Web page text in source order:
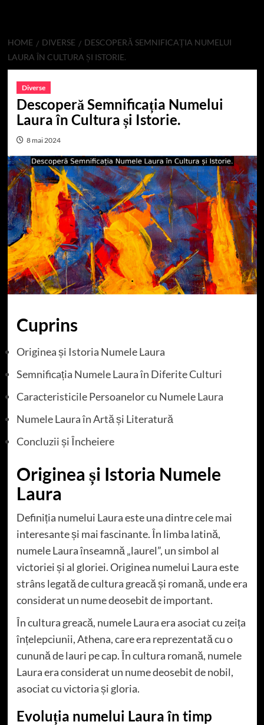
HOME DIVERSE
DESCOPERĂ SEMNIFICAȚIA NUMELUI
LAURA ÎN CULTURA ȘI ISTORIE.
Diverse
Descoperă Semnificația Numelui
Laura în Cultura și Istorie.
8 mai 2024
Cuprins
Originea și Istoria Numele Laura
Semnificația Numele Laura în Diferite Culturi
Caracteristicile Persoanelor cu Numele Laura
Numele Laura în Artă și Literatură
Concluzii și Încheiere
Originea și Istoria Numele
Laura
Definiția numelui Laura este una dintre cele mai
interesante și mai fascinante. În limba latină,
numele Laura înseamnă „laurel”, un simbol al
victoriei și al gloriei. Originea numelui Laura este
strâns legată de cultura greacă și romană, unde era
considerat un nume deosebit de important.
În cultura greacă, numele Laura era asociat cu zeița
înțelepciunii, Athena, care era reprezentată cu o
cunună de lauri pe cap. În cultura romană, numele
Laura era considerat un nume deosebit de nobil,
asociat cu victoria și gloria.
Evoluția numelui Laura în timp